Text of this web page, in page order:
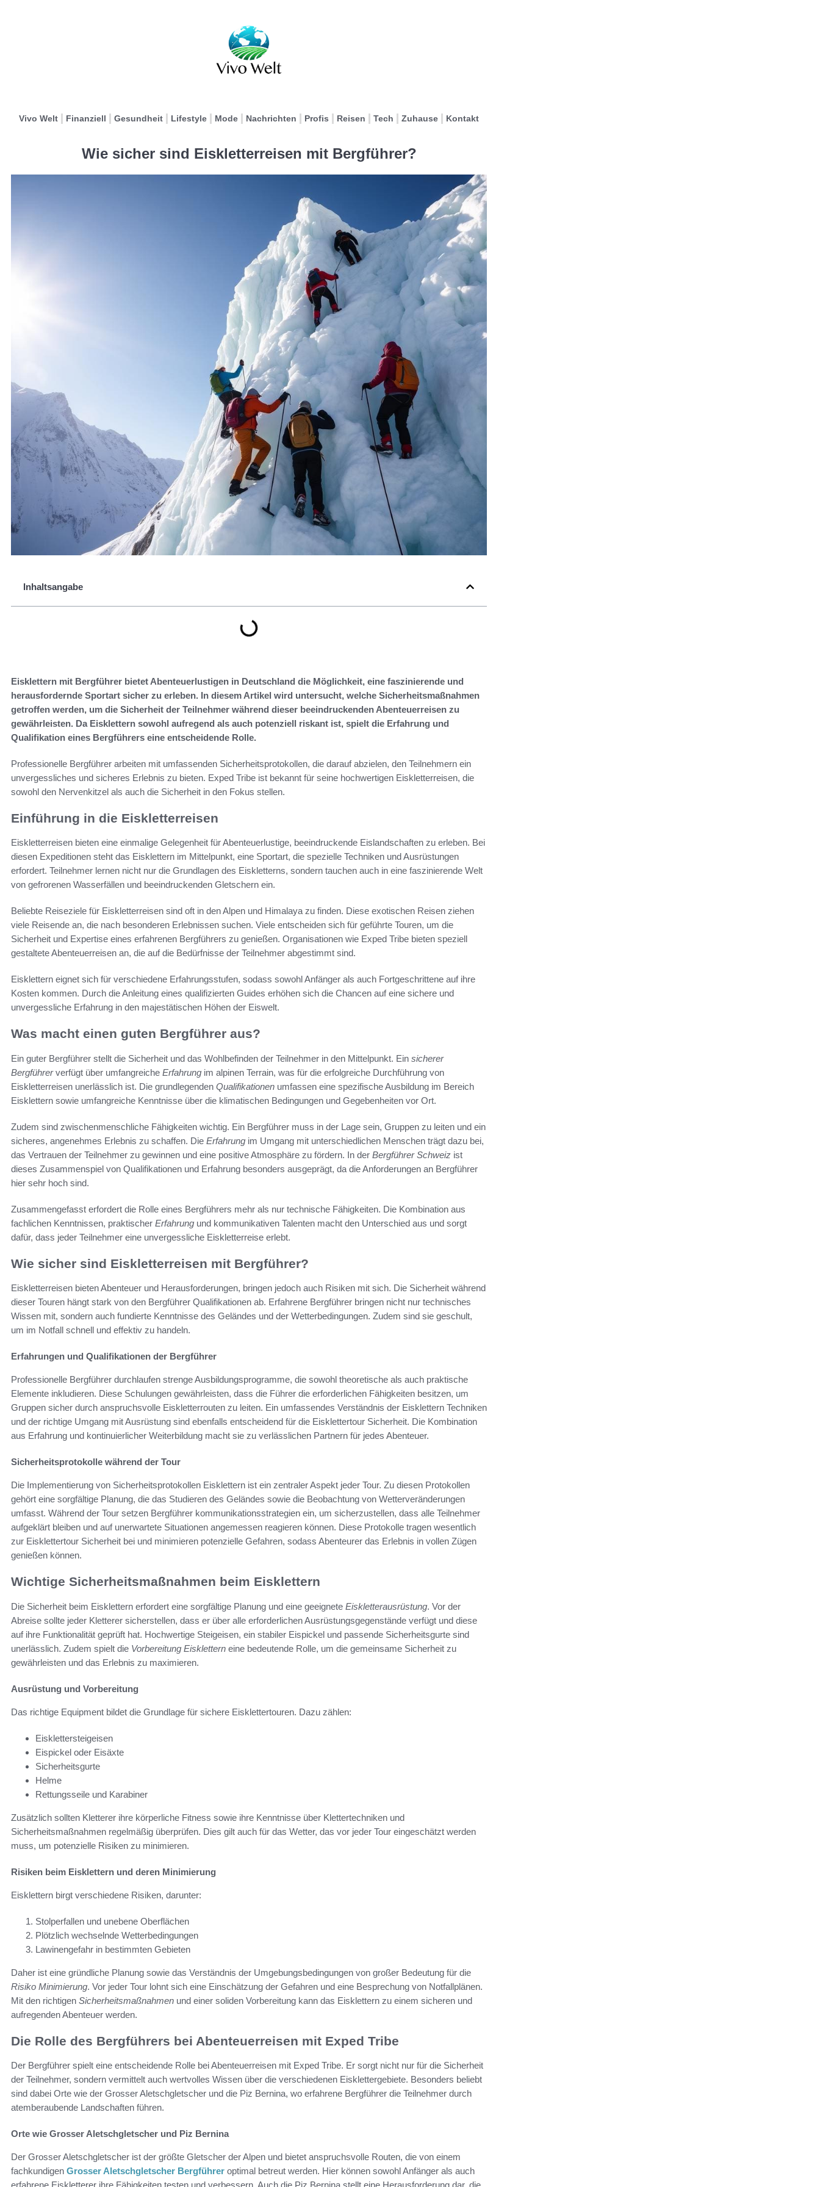
Vivo Welt Finanziell Gesundheit Lifestyle Mode Nachrichten Profis Reisen Tech Zuhause Kontakt
Wie sicher sind Eiskletterreisen mit Bergführer?
Inhaltsangabe
Eisklettern mit Bergführer bietet Abenteuerlustigen in Deutschland die Möglichkeit, eine faszinierende und
herausfordernde Sportart sicher zu erleben. In diesem Artikel wird untersucht, welche Sicherheitsmaßnahmen
getroffen werden, um die Sicherheit der Teilnehmer während dieser beeindruckenden Abenteuerreisen zu
gewährleisten. Da Eisklettern sowohl aufregend als auch potenziell riskant ist, spielt die Erfahrung und
Qualifikation eines Bergführers eine entscheidende Rolle.
Professionelle Bergführer arbeiten mit umfassenden Sicherheitsprotokollen, die darauf abzielen, den Teilnehmern ein
unvergessliches und sicheres Erlebnis zu bieten. Exped Tribe ist bekannt für seine hochwertigen Eiskletterreisen, die
sowohl den Nervenkitzel als auch die Sicherheit in den Fokus stellen.
Einführung in die Eiskletterreisen
Eiskletterreisen bieten eine einmalige Gelegenheit für Abenteuerlustige, beeindruckende Eislandschaften zu erleben. Bei
diesen Expeditionen steht das Eisklettern im Mittelpunkt, eine Sportart, die spezielle Techniken und Ausrüstungen
erfordert. Teilnehmer lernen nicht nur die Grundlagen des Eiskletterns, sondern tauchen auch in eine faszinierende Welt
von gefrorenen Wasserfällen und beeindruckenden Gletschern ein.
Beliebte Reiseziele für Eiskletterreisen sind oft in den Alpen und Himalaya zu finden. Diese exotischen Reisen ziehen
viele Reisende an, die nach besonderen Erlebnissen suchen. Viele entscheiden sich für geführte Touren, um die
Sicherheit und Expertise eines erfahrenen Bergführers zu genießen. Organisationen wie Exped Tribe bieten speziell
gestaltete Abenteuerreisen an, die auf die Bedürfnisse der Teilnehmer abgestimmt sind.
Eisklettern eignet sich für verschiedene Erfahrungsstufen, sodass sowohl Anfänger als auch Fortgeschrittene auf ihre
Kosten kommen. Durch die Anleitung eines qualifizierten Guides erhöhen sich die Chancen auf eine sichere und
unvergessliche Erfahrung in den majestätischen Höhen der Eiswelt.
Was macht einen guten Bergführer aus?
Ein guter Bergführer stellt die Sicherheit und das Wohlbefinden der Teilnehmer in den Mittelpunkt. Ein sicherer
Bergführerverfügt über umfangreiche Erfahrung im alpinen Terrain, was für die erfolgreiche Durchführung von
Eiskletterreisen unerlässlich ist. Die grundlegenden Qualifikationen umfassen eine spezifische Ausbildung im Bereich
Eisklettern sowie umfangreiche Kenntnisse über die klimatischen Bedingungen und Gegebenheiten vor Ort.
Zudem sind zwischenmenschliche Fähigkeiten wichtig. Ein Bergführer muss in der Lage sein, Gruppen zu leiten und ein
sicheres, angenehmes Erlebnis zu schaffen. Die Erfahrung im Umgang mit unterschiedlichen Menschen trägt dazu bei,
das Vertrauen der Teilnehmer zu gewinnen und eine positive Atmosphäre zu fördern. In der Bergführer Schweiz ist
dieses Zusammenspiel von Qualifikationen und Erfahrung besonders ausgeprägt, da die Anforderungen an Bergführer
hier sehr hoch sind.
Zusammengefasst erfordert die Rolle eines Bergführers mehr als nur technische Fähigkeiten. Die Kombination aus
fachlichen Kenntnissen, praktischer Erfahrung und kommunikativen Talenten macht den Unterschied aus und sorgt
dafür, dass jeder Teilnehmer eine unvergessliche Eiskletterreise erlebt.
Wie sicher sind Eiskletterreisen mit Bergführer?
Eiskletterreisen bieten Abenteuer und Herausforderungen, bringen jedoch auch Risiken mit sich. Die Sicherheit während
dieser Touren hängt stark von den Bergführer Qualifikationen ab. Erfahrene Bergführer bringen nicht nur technisches
Wissen mit, sondern auch fundierte Kenntnisse des Geländes und der Wetterbedingungen. Zudem sind sie geschult,
um im Notfall schnell und effektiv zu handeln.
Erfahrungen und Qualifikationen der Bergführer
Professionelle Bergführer durchlaufen strenge Ausbildungsprogramme, die sowohl theoretische als auch praktische
Elemente inkludieren. Diese Schulungen gewährleisten, dass die Führer die erforderlichen Fähigkeiten besitzen, um
Gruppen sicher durch anspruchsvolle Eiskletterrouten zu leiten. Ein umfassendes Verständnis der Eisklettern Techniken
und der richtige Umgang mit Ausrüstung sind ebenfalls entscheidend für die Eisklettertour Sicherheit. Die Kombination
aus Erfahrung und kontinuierlicher Weiterbildung macht sie zu verlässlichen Partnern für jedes Abenteuer.
Sicherheitsprotokolle während der Tour
Die Implementierung von Sicherheitsprotokollen Eisklettern ist ein zentraler Aspekt jeder Tour. Zu diesen Protokollen
gehört eine sorgfältige Planung, die das Studieren des Geländes sowie die Beobachtung von Wetterveränderungen
umfasst. Während der Tour setzen Bergführer kommunikationsstrategien ein, um sicherzustellen, dass alle Teilnehmer
aufgeklärt bleiben und auf unerwartete Situationen angemessen reagieren können. Diese Protokolle tragen wesentlich
zur Eisklettertour Sicherheit bei und minimieren potenzielle Gefahren, sodass Abenteurer das Erlebnis in vollen Zügen
genießen können.
Wichtige Sicherheitsmaßnahmen beim Eisklettern
Die Sicherheit beim Eisklettern erfordert eine sorgfältige Planung und eine geeignete Eiskletterausrüstung. Vor der
Abreise sollte jeder Kletterer sicherstellen, dass er über alle erforderlichen Ausrüstungsgegenstände verfügt und diese
auf ihre Funktionalität geprüft hat. Hochwertige Steigeisen, ein stabiler Eispickel und passende Sicherheitsgurte sind
unerlässlich. Zudem spielt die Vorbereitung Eisklettern eine bedeutende Rolle, um die gemeinsame Sicherheit zu
gewährleisten und das Erlebnis zu maximieren.
Ausrüstung und Vorbereitung
Das richtige Equipment bildet die Grundlage für sichere Eisklettertouren. Dazu zählen:
Eisklettersteigeisen
Eispickel oder Eisäxte
Sicherheitsgurte
Helme
Rettungsseile und Karabiner
Zusätzlich sollten Kletterer ihre körperliche Fitness sowie ihre Kenntnisse über Klettertechniken und
Sicherheitsmaßnahmen regelmäßig überprüfen. Dies gilt auch für das Wetter, das vor jeder Tour eingeschätzt werden
muss, um potenzielle Risiken zu minimieren.
Risiken beim Eisklettern und deren Minimierung
Eisklettern birgt verschiedene Risiken, darunter:
Stolperfallen und unebene Oberflächen
Plötzlich wechselnde Wetterbedingungen
Lawinengefahr in bestimmten Gebieten
Daher ist eine gründliche Planung sowie das Verständnis der Umgebungsbedingungen von großer Bedeutung für die
Risiko Minimierung. Vor jeder Tour lohnt sich eine Einschätzung der Gefahren und eine Besprechung von Notfallplänen.
Mit den richtigen Sicherheitsmaßnahmen und einer soliden Vorbereitung kann das Eisklettern zu einem sicheren und
aufregenden Abenteuer werden.
Die Rolle des Bergführers bei Abenteuerreisen mit Exped Tribe
Der Bergführer spielt eine entscheidende Rolle bei Abenteuerreisen mit Exped Tribe. Er sorgt nicht nur für die Sicherheit
der Teilnehmer, sondern vermittelt auch wertvolles Wissen über die verschiedenen Eisklettergebiete. Besonders beliebt
sind dabei Orte wie der Grosser Aletschgletscher und die Piz Bernina, wo erfahrene Bergführer die Teilnehmer durch
atemberaubende Landschaften führen.
Orte wie Grosser Aletschgletscher und Piz Bernina
Der Grosser Aletschgletscher ist der größte Gletscher der Alpen und bietet anspruchsvolle Routen, die von einem
fachkundigen Grosser Aletschgletscher Bergführer optimal betreut werden. Hier können sowohl Anfänger als auch